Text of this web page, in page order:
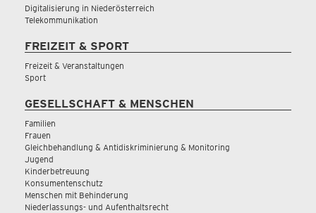
Digitalisierung in Niederösterreich
Telekommunikation
FREIZEIT & SPORT
Freizeit & Veranstaltungen
Sport
GESELLSCHAFT & MENSCHEN
Familien
Frauen
Gleichbehandlung & Antidiskriminierung & Monitoring
Jugend
Kinderbetreuung
Konsumentenschutz
Menschen mit Behinderung
Niederlassungs- und Aufenthaltsrecht